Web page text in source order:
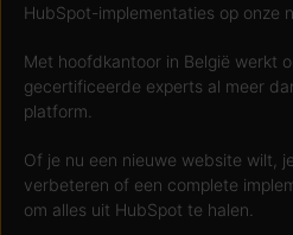
HubSpot-implementaties op onze
Met hoofdkantoor in België werkt
gecertificeerde experts al meer
platform.
Of je nu een nieuwe website wilt,
verbeteren of een complete
om alles uit HubSpot te halen.